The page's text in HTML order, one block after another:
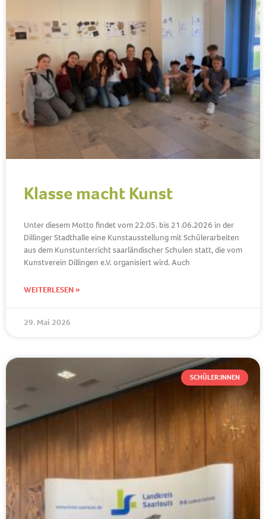
Klasse macht Kunst
Unter diesem Motto findet vom 22.05. bis 21.06.2026 in der
Dillinger Stadthalle eine Kunstausstellung mit Schülerarbeiten
aus dem Kunstunterricht saarländischer Schulen statt, die vom
Kunstverein Dillingen e.V. organisiert wird. Auch
WEITERLESEN »
29. Mai 2026
SCHÜLER:INNEN